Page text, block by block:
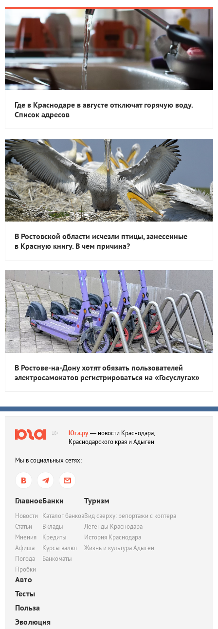
Где в Краснодаре в августе отключат горячую воду.
Список адресов
В Ростовской области исчезли птицы, занесенные
в Красную книгу. В чем причина?
В Ростове-на-Дону хотят обязать пользователей
электросамокатов регистрироваться на «Госуслугах»
18+ Юга.ру— новости Краснодара,
Краснодарского края и Адыгеи
Мы в социальных сетях:
Главное
Новости
Статьи
Мнения
Афиша
Погода
Пробки
Банки
Каталог банков
Вклады
Кредиты
Курсы валют
Банкоматы
Туризм
Вид сверху: репортажи с коптера
Легенды Краснодара
История Краснодара
Жизнь и культура Адыгеи
Авто
Тесты
Польза
Эволюция